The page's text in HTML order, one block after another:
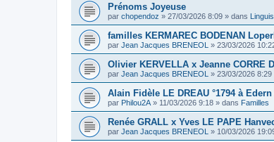
Prénoms Joyeuse
par chopendoz » 27/03/2026 8:09 » dans
familles KERMAREC BODENAN
par Jean Jacques BRENEOL » 23/03/2026
Olivier KERVELLA x Jeanne CORRE
par Jean Jacques BRENEOL » 23/03/2026 8:29
Alain Fidèle LE DREAU °1794 à
par Philou2A » 11/03/2026 9:18 » dans Familles
Renée GRALL x Yves LE PAPE
par Jean Jacques BRENEOL » 10/03/2026